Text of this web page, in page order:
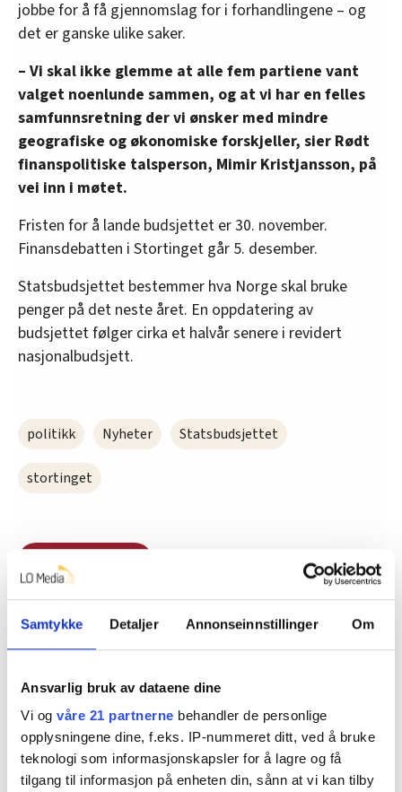
Samtykke Detaljer Annonseinnstillinger Om
Ansvarlig bruk av dataene dine
Vi og våre 21 partnerne behandler de personlige
opplysningene dine, f.eks. IP-nummeret ditt, ved å bruke
teknologi som informasjonskapsler for å lagre og få
tilgang til informasjon på enheten din, sånn at vi kan tilby
jobbe for å få gjennomslag for i forhandlingene – og
det er ganske ulike saker.
– Vi skal ikke glemme at alle fem partiene vant
valget noenlunde sammen, og at vi har en felles
samfunnsretning der vi ønsker med mindre
geografiske og økonomiske forskjeller, sier Rødt
finanspolitiske talsperson, Mimir Kristjansson, på
vei inn i møtet.
Fristen for å lande budsjettet er 30. november.
Finansdebatten i Stortinget går 5. desember.
Statsbudsjettet bestemmer hva Norge skal bruke
penger på det neste året. En oppdatering av
budsjettet følger cirka et halvår senere i revidert
nasjonalbudsjett.
politikk Nyheter Statsbudsjettet
stortinget